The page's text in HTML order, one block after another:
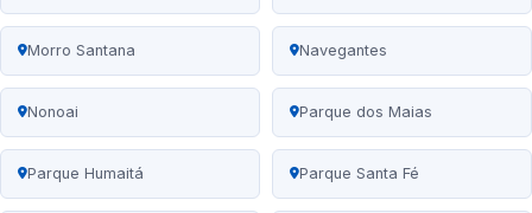
Morro Santana Navegantes
Nonoai Parque dos Maias
Parque Humaitá Parque Santa Fé